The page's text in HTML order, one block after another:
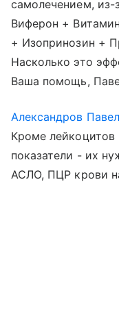
самолечением, из-
Виферон +
+ Изопринозин +
Насколько это
Ваша помощь,
Александров
Кроме лейкоцитов
показатели - их
АСЛО, ПЦР крови